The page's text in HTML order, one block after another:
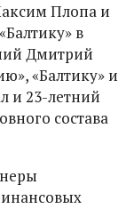
Плопа и
в
Дмитрий
«Балтику» и
и 23-летний
состава